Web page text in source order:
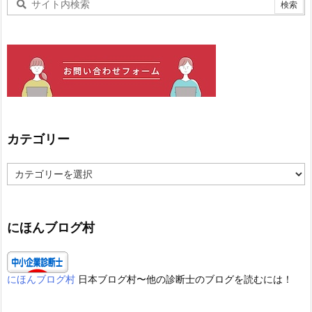
カテゴリー
テ
ー
にほんブログ村
にほんブログ村 日本ブログ村〜他の診断士のブログを読むには！